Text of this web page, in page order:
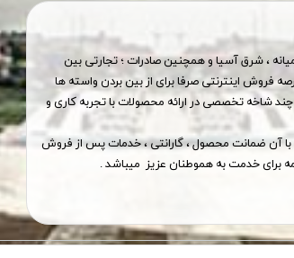
، شرق آسیا و همچنین صادرات ؛ تجارتی بین
فروش اینترنتی صرفا برای از بین بردن واسته ها
شاخه تخصصی در ارائه محصولات با تجربه کاری و
با آن ضمانت محصول ، گارانتی ، خدمات پس از فروش
برای خدمت به هموطنان عزیز میباشد .